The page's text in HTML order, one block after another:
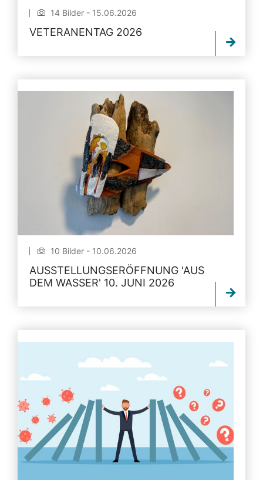
14 Bilder - 15.06.2026
VETERANENTAG 2026
10 Bilder - 10.06.2026
AUSSTELLUNGSERÖFFNUNG 'AUS
DEM WASSER' 10. JUNI 2026